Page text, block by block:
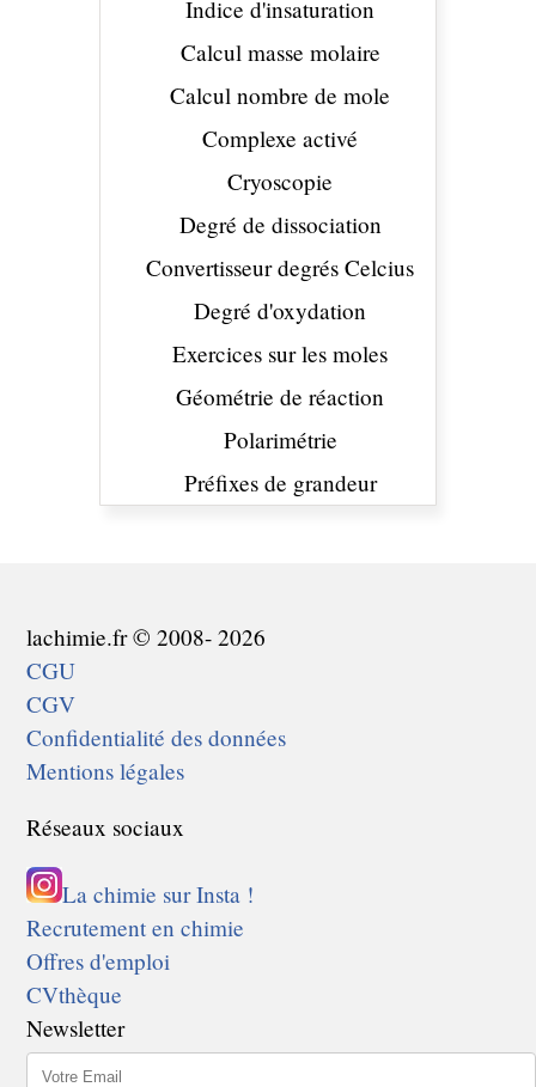
Indice d'insaturation
Calcul masse molaire
Calcul nombre de mole
Complexe activé
Cryoscopie
Degré de dissociation
Convertisseur degrés Celcius
Degré d'oxydation
Exercices sur les moles
Géométrie de réaction
Polarimétrie
Préfixes de grandeur
lachimie.fr © 2008- 2026
CGU
CGV
Confidentialité des données
Mentions légales
Réseaux sociaux
La chimie sur Insta !
Recrutement en chimie
Offres d'emploi
CVthèque
Newsletter